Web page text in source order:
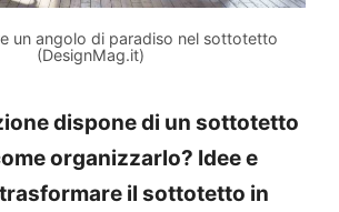
un angolo di paradiso nel sottotetto
(DesignMag.it)
dispone di un sottotetto
organizzarlo? Idee e
il sottotetto in